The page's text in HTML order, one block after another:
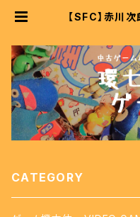
【SFC】赤川
CATEGORY